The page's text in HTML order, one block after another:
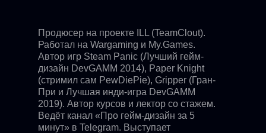
Продюсер на проекте ILL (TeamClout).
Работал на Wargaming и My.Games.
Автор игр Steam Panic (Лучший гейм-
дизайн DevGAMM 2014), Paper Knight
(стримил сам PewDiePie), Gripper (Гран-
При и Лучшая инди-игра DevGAMM
2019). Автор курсов и лектор со стажем.
Ведёт канал «Про гейм-дизайн за 5
минут» в Telegram. Выступает